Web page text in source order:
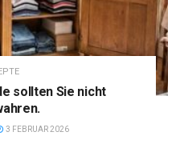
sollten Sie nicht
3 FEBRUAR 2026